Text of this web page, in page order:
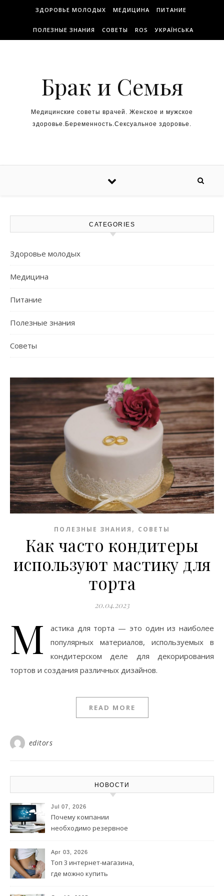
ЗДОРОВЬЕ МОЛОДЫХ МЕДИЦИНА ПИТАНИЕ
ПОЛЕЗНЫЕ ЗНАНИЯ СОВЕТЫ ROS УКРАЇНСЬКА
Брак и Семья
Медицинские советы врачей. Женское и мужское
здоровье.Беременность.Сексуальное здоровье.
CATEGORIES
Здоровье молодых
Медицина
Питание
Полезные знания
Советы
ПОЛЕЗНЫЕ ЗНАНИЯ , СОВЕТЫ
Как часто кондитеры
используют мастику для
торта
20.04.2023
М
астика для торта — это один из наиболее
популярных материалов, используемых в
кондитерском деле для декорирования
тортов и создания различных дизайнов.
READ MORE
editors
НОВОСТИ
Jul 07, 2026
Почему компании
необходимо резервное
Apr 03, 2026
Топ 3 интернет-магазина,
где можно купить